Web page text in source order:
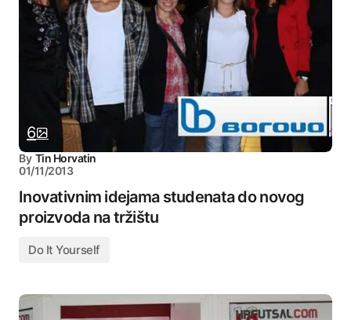
6
By Tin Horvatin
01/11/2013
Inovativnim idejama studenata do novog
proizvoda na tržištu
Do It Yourself